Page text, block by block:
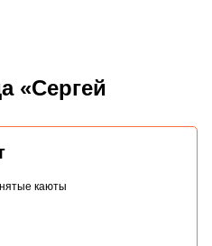
«Сергей
каюты